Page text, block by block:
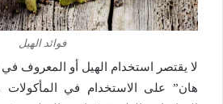
فوائد الهيل
لا يقتصر استخدام الهيل أو المعروف
هان” على الاستخدام في المأكولات